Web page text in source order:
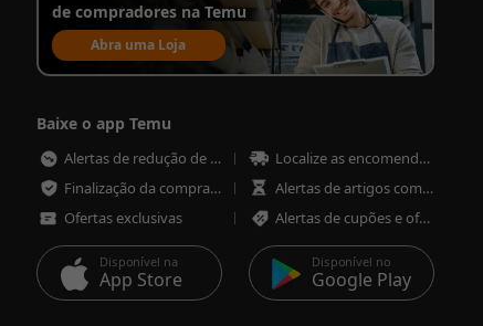
de compradores na Temu
Abra uma Loja
Baixe o app Temu
Alertas de redução de preço
Localize as encomendas em qualquer altura
Finalização da compra mais rápida e segura
Alertas de artigos com pouco stock
Ofertas exclusivas
Alertas de cupões e ofertas
Disponível na
App Store
Disponível no
Google Play